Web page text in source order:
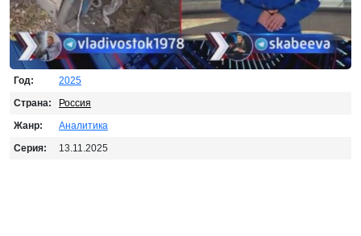
Год:
2025
Страна:
Россия
Жанр:
Аналитика
Серия:
13.11.2025